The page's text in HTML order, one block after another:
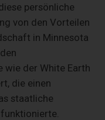
persönliche
von den Vorteilen
in Minnesota
wie der White Earth
die einen
staatliche